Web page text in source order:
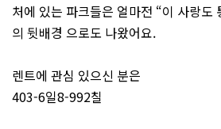
처에 있는 파크들은 얼마전 “이 사랑도
의 뒷배경 으로도 나왔어요.
렌트에 관심 있으신 분은
403-6일8-992칠